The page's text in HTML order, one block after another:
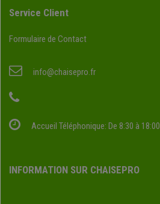
Service Client
Formulaire de Contact
info@chaisepro.fr
Accueil Téléphonique: De 8:30 à 18:00
INFORMATION SUR CHAISEPRO